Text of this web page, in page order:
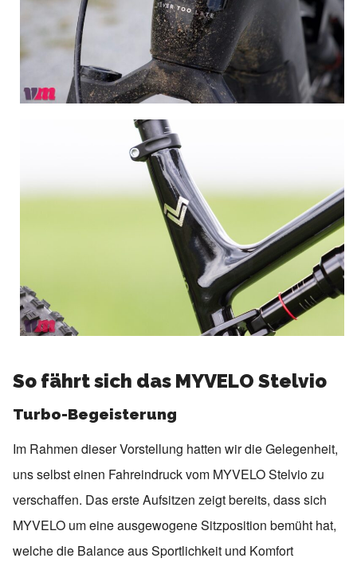
So fährt sich das MYVELO Stelvio
Turbo-Begeisterung
Im Rahmen dieser Vorstellung hatten wir die Gelegenheit,
uns selbst einen Fahreindruck vom MYVELO Stelvio zu
verschaffen. Das erste Aufsitzen zeigt bereits, dass sich
MYVELO um eine ausgewogene Sitzposition bemüht hat,
welche die Balance aus Sportlichkeit und Komfort